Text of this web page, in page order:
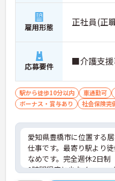
雇用形態 正社員(正
応募要件 ■介護支
駅から徒歩10分以内 車通勤可
ボーナス・賞与あり
社会保険完
愛知県豊橋市に位置する
仕事です。最寄り駅より
なめです。完全週休2日制
0時間程度と少なく、ワー